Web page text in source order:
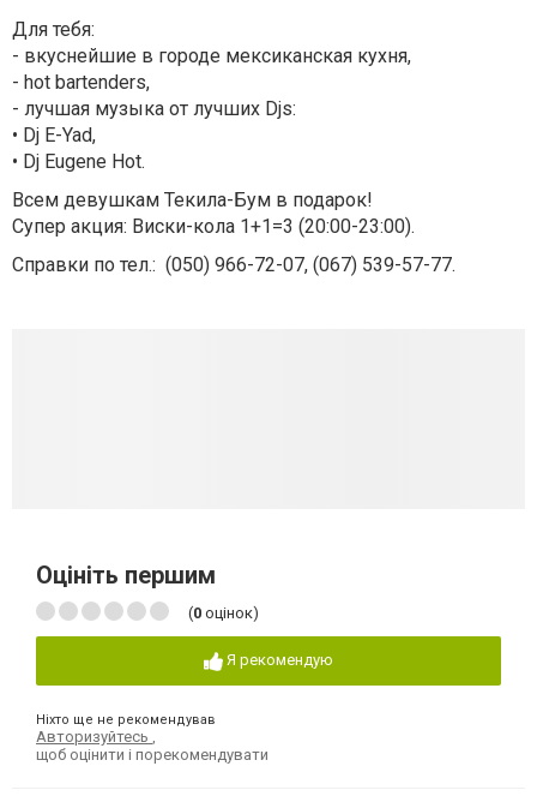
Для тебя:
- вкуснейшие в городе мексиканская кухня,
- hot bartenders,
- лучшая музыка от лучших Djs:
• Dj E-Yad,
• Dj Eugene Hot.
Всем девушкам Текила-Бум в подарок!
Супер акция: Виски-кола 1+1=3 (20:00-23:00).
Справки по тел.: (050) 966-72-07, (067) 539-57-77.
Оцініть першим
(0 оцінок)
Я рекомендую
Ніхто ще не рекомендував
Авторизуйтесь
щоб оцінити і порекомендувати